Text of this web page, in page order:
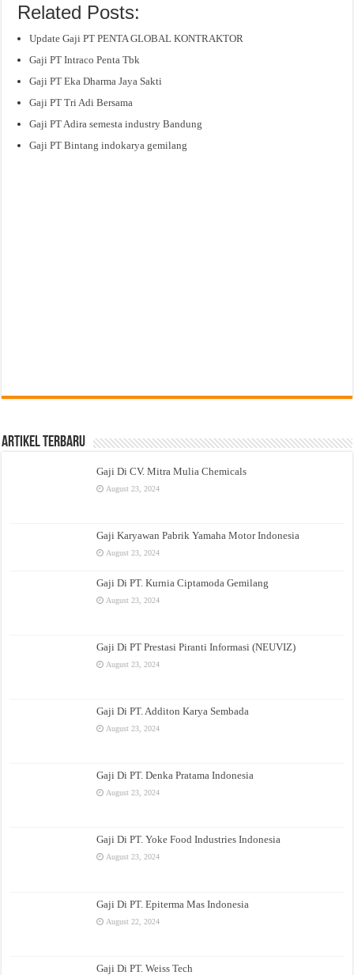
Related Posts:
Update Gaji PT PENTA GLOBAL KONTRAKTOR
Gaji PT Intraco Penta Tbk
Gaji PT Eka Dharma Jaya Sakti
Gaji PT Tri Adi Bersama
Gaji PT Adira semesta industry Bandung
Gaji PT Bintang indokarya gemilang
Artikel Terbaru
Gaji Di CV. Mitra Mulia Chemicals
August 23, 2024
Gaji Karyawan Pabrik Yamaha Motor Indonesia
August 23, 2024
Gaji Di PT. Kurnia Ciptamoda Gemilang
August 23, 2024
Gaji Di PT Prestasi Piranti Informasi (NEUVIZ)
August 23, 2024
Gaji Di PT. Additon Karya Sembada
August 23, 2024
Gaji Di PT. Denka Pratama Indonesia
August 23, 2024
Gaji Di PT. Yoke Food Industries Indonesia
August 23, 2024
Gaji Di PT. Epiterma Mas Indonesia
August 22, 2024
Gaji Di PT. Weiss Tech